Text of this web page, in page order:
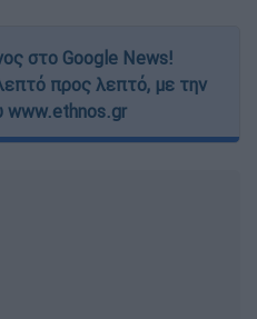
στο Google News!
προς λεπτό, με την
www.ethnos.gr